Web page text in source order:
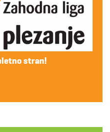
stran!